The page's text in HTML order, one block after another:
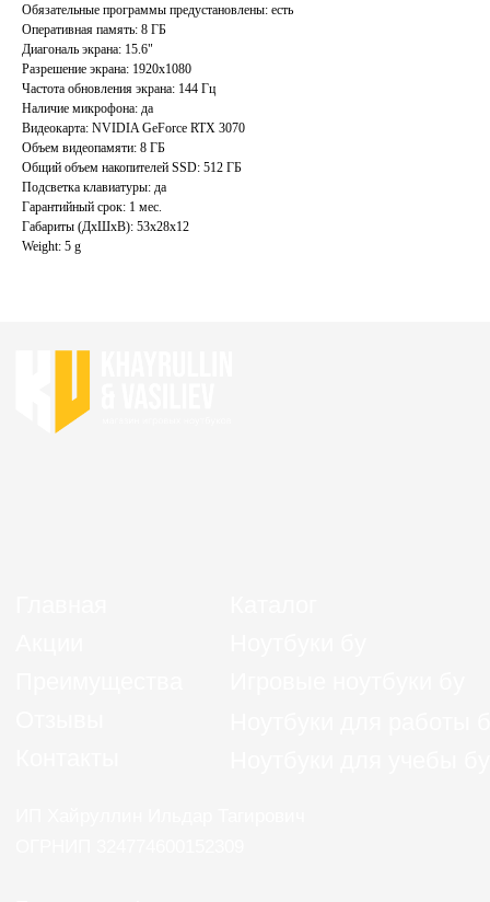
Обязательные программы предустановлены: есть
Оперативная память: 8 ГБ
Диагональ экрана: 15.6"
Разрешение экрана: 1920x1080
Частота обновления экрана: 144 Гц
Наличие микрофона: да
Видеокарта: NVIDIA GeForce RTX 3070
Объем видеопамяти: 8 ГБ
Общий объем накопителей SSD: 512 ГБ
Подсветка клавиатуры: да
Гарантийный срок: 1 мес.
Габариты (ДхШхВ): 53x28x12
Weight: 5 g
Политика конфиденциальности
Согласие на обработку персональных данных
ИП Хайруллин Ильдар Тагирович
ОГРНИП 324774600152309
Акции
Контакты
Преимущества
Отзывы
Ноутбуки бу
Ноутбуки для работы бу
Ноутбуки для учебы бу